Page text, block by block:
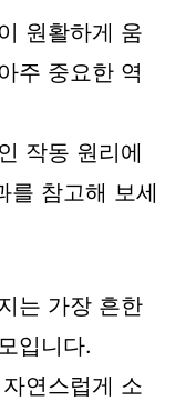
원활하게 움
주 중요한 역
작동 원리에
를 참고해 보세
는 가장 흔한
입니다.
연스럽게 소